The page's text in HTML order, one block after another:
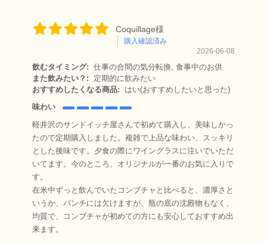
Coquillage様
購入確認済み
2026-06-08
飲むタイミング: 仕事の合間の気分転換, 食事中のお供
また飲みたい？:
定期的に飲みたい
おすすめしたくなる商品:
はい(おすすめしたいと思った)
味わい
軽井沢のサンドイッチ屋さんで初めて購入し、美味しかっ
たので定期購入しました。複雑で上品な味わい、スッキリ
とした後味です。夕食の際にワイングラスに注いでいただ
いてます。今のところ、オリジナルが一番のお気に入りで
す。
在米中ずっと飲んでいたコンブチャと比べると、濃厚さと
いうか、パンチには欠けますが、瓶の底の沈殿物もなく、
均質で、コンブチャが初めての方にも安心しておすすめ出
来ます。